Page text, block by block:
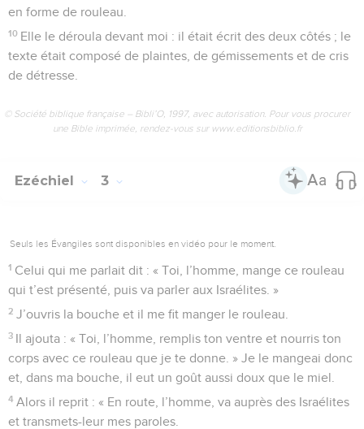
en forme de rouleau.
10 Elle le déroula devant moi : il était écrit des deux côtés ; le
texte était composé de plaintes, de gémissements et de cris
de détresse.
© Société biblique française – Bibli’O, 1997, avec autorisation. Pour vous procurer
une Bible imprimée, rendez-vous sur www.editionsbiblio.fr
Ezéchiel 3
Seuls les Évangiles sont disponibles en vidéo pour le moment.
1 Celui qui me parlait dit : « Toi, l’homme, mange ce rouleau
qui t’est présenté, puis va parler aux Israélites. »
2 J’ouvris la bouche et il me fit manger le rouleau.
3 Il ajouta : « Toi, l’homme, remplis ton ventre et nourris ton
corps avec ce rouleau que je te donne. » Je le mangeai donc
et, dans ma bouche, il eut un goût aussi doux que le miel.
4 Alors il reprit : « En route, l’homme, va auprès des Israélites
et transmets-leur mes paroles.